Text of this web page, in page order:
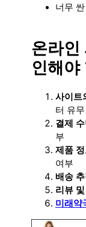
너무
온라인
인해
사이트
터 유무
결제
부
제품
여부
배송
리뷰 및
미래약